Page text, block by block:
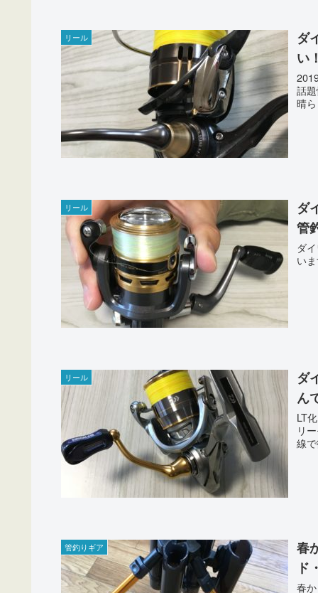
リール
ダ
い
話
晴
リール
ダ
管
ダ
い
リール
ダ
ん
LT
リ
線
管釣りギア
春
ド
春